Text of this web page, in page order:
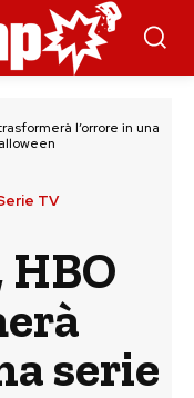
l’orrore in una
TV
serie